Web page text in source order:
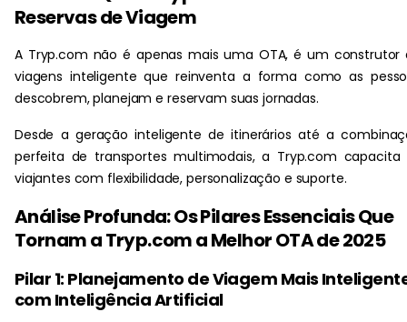
Reservas de Viagem
A Tryp.com não é apenas mais uma OTA, é um construtor
viagens inteligente que reinventa a forma como as
descobrem, planejam e reservam suas jornadas.
Desde a geração inteligente de itinerários até a
perfeita de transportes multimodais, a Tryp.com capacita
viajantes com flexibilidade, personalização e suporte.
Análise Profunda: Os Pilares Essenciais Que
Tornam a Tryp.com a Melhor OTA de 2025
Pilar 1: Planejamento de Viagem Mais
com Inteligência Artificial